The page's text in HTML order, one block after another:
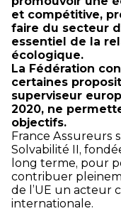
et compétitive,
faire du secteur
essentiel de la
écologique.
La Fédération
certaines
superviseur
2020, ne
objectifs.
France Assureurs
Solvabilité II,
long terme, pour
contribuer
de l’UE un acteur
internationale.